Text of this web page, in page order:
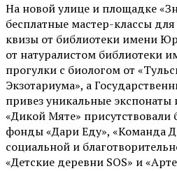
На новой улице и площадке
бесплатные мастер-классы
квизы от библиотеки имени
от натуралистом библиотеки
прогулки с биологом от
Экзотариума», а
привез уникальные
«Дикой Мяте» присутствовали
фонды «Дари Еду», «Команда
социальной и
«Детские деревни SOS» и